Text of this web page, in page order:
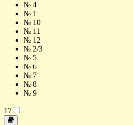
№ 4
№ 1
№ 10
№ 11
№ 12
№ 2/3
№ 5
№ 6
№ 7
№ 8
№ 9
17